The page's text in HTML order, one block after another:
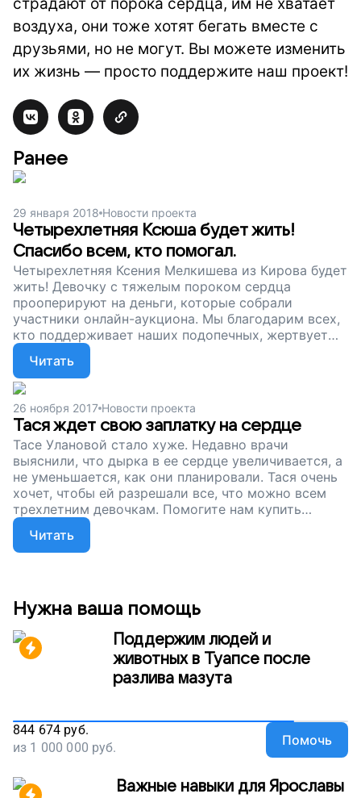
страдают от порока сердца, им не хватает
воздуха, они тоже хотят бегать вместе с
друзьями, но не могут. Вы можете изменить
их жизнь — просто поддержите наш проект!
Ранее
29 января 2018 Новости проекта
Четырехлетняя Ксюша будет жить!
Спасибо всем, кто помогал.
Четырехлетняя Ксения Мелкишева из Кирова будет
жить! Девочку с тяжелым пороком сердца
прооперируют на деньги, которые собрали
участники онлайн-аукциона. Мы благодарим всех,
кто поддерживает наших подопечных, жертвует
деньги или репостит объявления о сборах. Ксюша
скоро будет здорова, но деньги по-прежнему
нужны детям, которые тоже страдают от пороков
сердца. Помогите им вылечиться и наверстать
упущенное детство, поддержите наш проект!
Читать
26 ноября 2017 Новости проекта
Тася ждет свою заплатку на сердце
Тасе Улановой стало хуже. Недавно врачи
выяснили, что дырка в ее сердце увеличивается, а
не уменьшается, как они планировали. Тася очень
хочет, чтобы ей разрешали все, что можно всем
трехлетним девочкам. Помогите нам купить
окклюдер для нашей подопечной и закрыть дырку
в ее сердце, поддержите наш проект!
Читать
Нужна ваша помощь
Поддержим людей и
животных в Туапсе после
разлива мазута
844 674 руб.
из 1 000 000 руб. Помочь
Важные навыки для Ярославы